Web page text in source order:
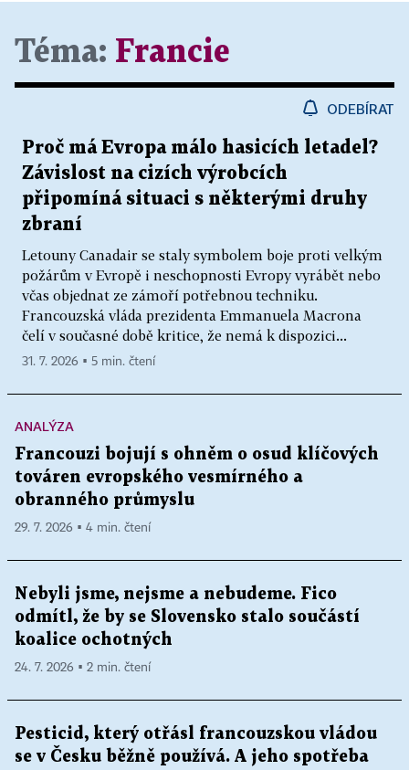
Téma: Francie
ODEBÍRAT
Proč má Evropa málo hasicích letadel?
Závislost na cizích výrobcích
připomíná situaci s některými druhy
zbraní
Letouny Canadair se staly symbolem boje proti velkým
požárům v Evropě i neschopnosti Evropy vyrábět nebo
včas objednat ze zámoří potřebnou techniku.
Francouzská vláda prezidenta Emmanuela Macrona
čelí v současné době kritice, že nemá k dispozici...
31. 7. 2026 ▪ 5 min. čtení
ANALÝZA
Francouzi bojují s ohněm o osud klíčových
továren evropského vesmírného a
obranného průmyslu
29. 7. 2026 ▪ 4 min. čtení
Nebyli jsme, nejsme a nebudeme. Fico
odmítl, že by se Slovensko stalo součástí
koalice ochotných
24. 7. 2026 ▪ 2 min. čtení
Pesticid, který otřásl francouzskou vládou
se v Česku běžně používá. A jeho spotřeba